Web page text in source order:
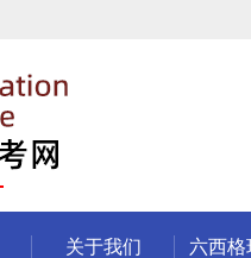
关于我们 六西